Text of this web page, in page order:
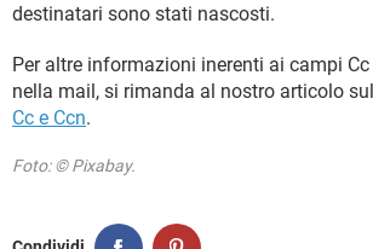
destinatari sono stati nascosti.
Per altre informazioni inerenti ai campi Cc
nella mail, si rimanda al nostro articolo
Cc e Ccn.
Foto: © Pixabay.